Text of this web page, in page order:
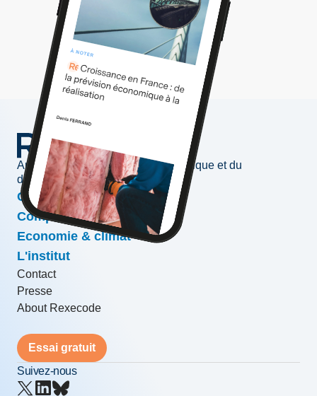
Au service de l'information économique et du
développement des entreprises
Conjoncture & prévisions
Compétitivité & croissance
Economie & climat
L'institut
Contact
Presse
About Rexecode
Essai gratuit
Suivez-nous